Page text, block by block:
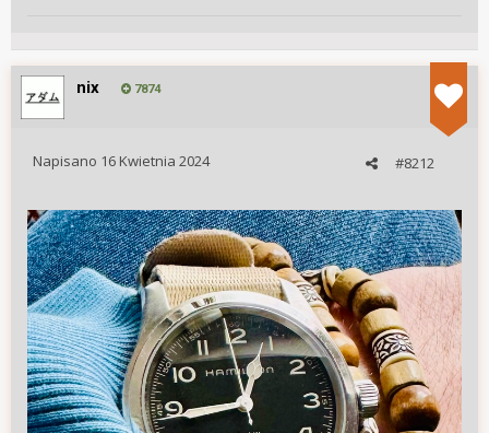
nix 7874
#8212
Napisano 16 Kwietnia 2024